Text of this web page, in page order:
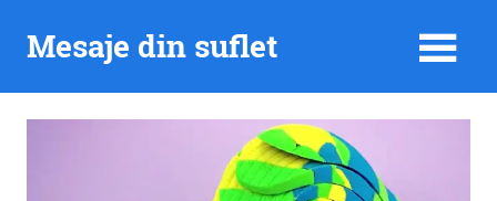
Mesaje din suflet